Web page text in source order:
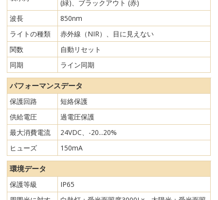
(緑)、ブラックアウト (赤)
波長
850nm
ライトの種類
赤外線（NIR）、目に見えない
関数
自動リセット
同期
ライン同期
パフォーマンスデータ
保護回路
短絡保護
供給電圧
過電圧保護
最大消費電流
24VDC、-20...20%
ヒューズ
150mA
環境データ
保護等級
IP65